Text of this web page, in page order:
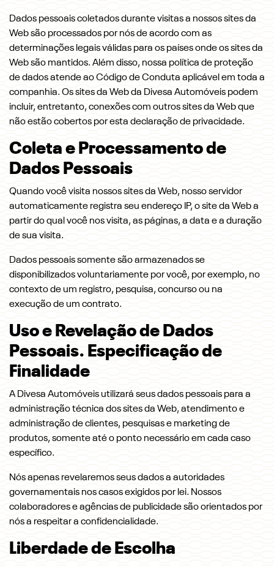
Dados pessoais coletados durante visitas a nossos sites da
Web são processados por nós de acordo com as
determinações legais válidas para os países onde os sites da
Web são mantidos. Além disso, nossa política de proteção
de dados atende ao Código de Conduta aplicável em toda a
companhia. Os sites da Web da Divesa Automóveis podem
incluir, entretanto, conexões com outros sites da Web que
não estão cobertos por esta declaração de privacidade.
Coleta e Processamento de
Dados Pessoais
Quando você visita nossos sites da Web, nosso servidor
automaticamente registra seu endereço IP, o site da Web a
partir do qual você nos visita, as páginas, a data e a duração
de sua visita.
Dados pessoais somente são armazenados se
disponibilizados voluntariamente por você, por exemplo, no
contexto de um registro, pesquisa, concurso ou na
execução de um contrato.
Uso e Revelação de Dados
Pessoais. Especificação de
Finalidade
A Divesa Automóveis utilizará seus dados pessoais para a
administração técnica dos sites da Web, atendimento e
administração de clientes, pesquisas e marketing de
produtos, somente até o ponto necessário em cada caso
específico.
Nós apenas revelaremos seus dados a autoridades
governamentais nos casos exigidos por lei. Nossos
colaboradores e agências de publicidade são orientados por
nós a respeitar a confidencialidade.
Liberdade de Escolha